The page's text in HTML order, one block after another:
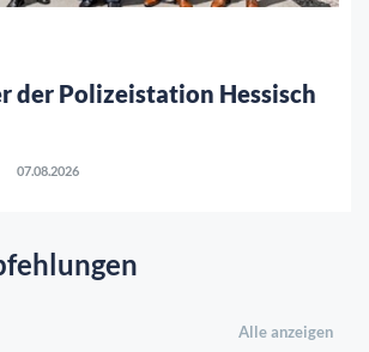
der Polizeistation Hessisch
07.08.2026
Alle anzeigen